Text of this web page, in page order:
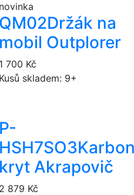
novinka
QM02Držák na
mobil Outplorer
1 700 Kč
Kusů skladem: 9+
P-
HSH7SO3
kryt Akrapovič
2 879 Kč